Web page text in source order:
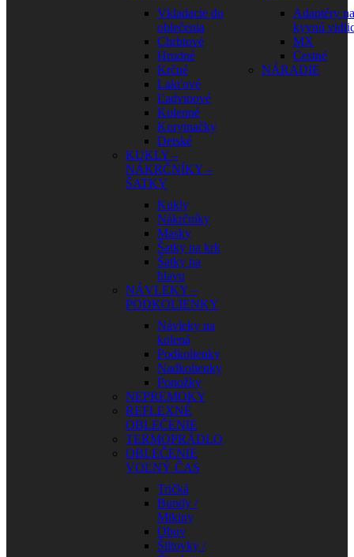
Vkladacie do
oblečenia
Chrbtové
Hrudné
Krčné
Lakťové
Ľadvinové
Kolenné
Korytnačky
Detské
KUKLY –
NÁKRČNÍKY –
ŠATKY
Kukly
Nákrčníky
Masky
Šatky na krk
Šatky na
hlavu
NÁVLEKY –
PODKOLIENKY
Návleky na
kolená
Podkolienky
Nadkolienky
Ponožky
NEPREMOKY
REFLEXNÉ
OBLEČENIE
TERMOPRÁDLO
OBLEČENIE
VOĽNÝ ČAS
Tričká
Bundy /
Mikiny
Obuv
Šiltovky /
Adaptéry na
kyvnú
MX
Cestné
NÁRADIE